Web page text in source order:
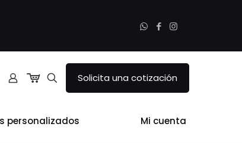
Solicita una cotización
personalizados Mi cuenta